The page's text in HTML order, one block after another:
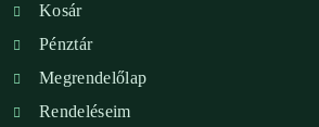
Kosár
Pénztár
Megrendelőlap
Rendeléseim